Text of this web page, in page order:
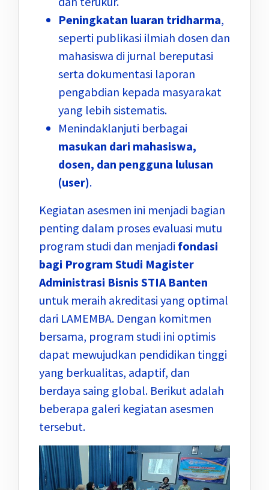
Peningkatan luaran tridharma,
seperti publikasi ilmiah dosen dan
mahasiswa di jurnal bereputasi
serta dokumentasi laporan
pengabdian kepada masyarakat
yang lebih sistematis.
Menindaklanjuti berbagai
masukan dari mahasiswa,
dosen, dan pengguna lulusan
(user).
Kegiatan asesmen ini menjadi bagian
penting dalam proses evaluasi mutu
program studi dan menjadi fondasi
bagi Program Studi Magister
Administrasi Bisnis STIA Banten
untuk meraih akreditasi yang optimal
dari LAMEMBA. Dengan komitmen
bersama, program studi ini optimis
dapat mewujudkan pendidikan tinggi
yang berkualitas, adaptif, dan
berdaya saing global. Berikut adalah
beberapa galeri kegiatan asesmen
tersebut.